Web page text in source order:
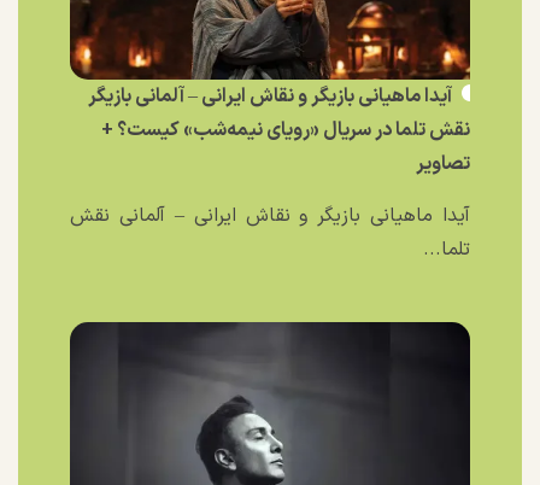
آیدا ماهیانی بازیگر و نقاش ایرانی – آلمانی بازیگر
نقش تلما در سریال «رویای نیمه‌شب» کیست؟ +
تصاویر
آیدا ماهیانی بازیگر و نقاش ایرانی – آلمانی نقش
تلما...